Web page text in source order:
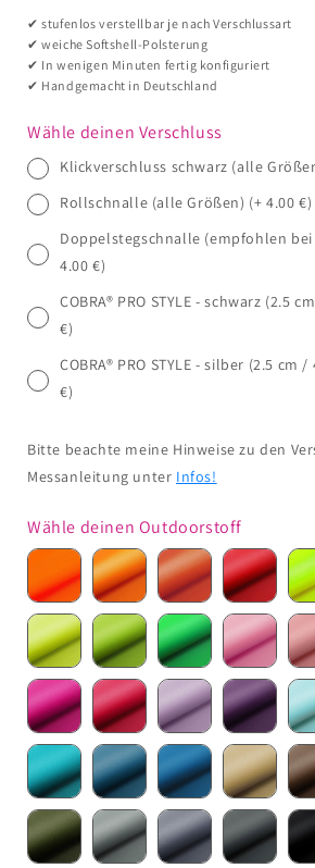
✔ stufenlos verstellbar je nach Verschlussart
✔ weiche Softshell-Polsterung
✔ In wenigen Minuten fertig konfiguriert
✔ Handgemacht in Deutschland
Wähle deinen Verschluss
Klickverschluss schwarz (alle
Rollschnalle (alle Größen) (+ 4.00 €)
Doppelstegschnalle (empfohlen bei
4.00 €)
COBRA® PRO STYLE - schwarz (2.5
€)
COBRA® PRO STYLE - silber (2.5 cm
€)
Bitte beachte meine Hinweise zu den
Messanleitung unter Infos!
Wähle deinen Outdoorstoff
neon-
orange
orange
orange-
rot
rot
neon-
kiwi
grasgrün grün rosa
brombeerehimbeere flieder lila
aqua-
türkis
taubenblauazurblau
beige-
dunkel
oliv grau silbergrau